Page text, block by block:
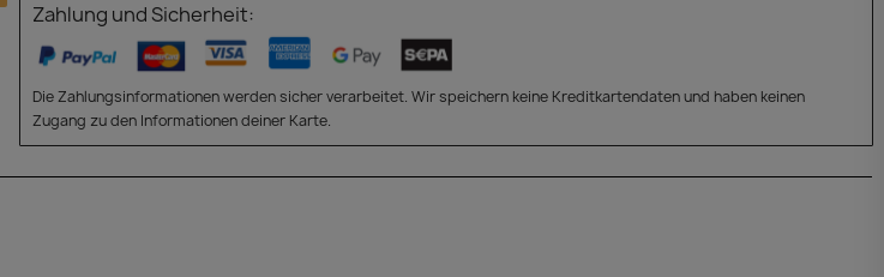
Zahlung und Sicherheit:
Die Zahlungsinformationen werden sicher verarbeitet. Wir speichern keine Kreditkartendaten und haben keinen
Zugang zu den Informationen deiner Karte.